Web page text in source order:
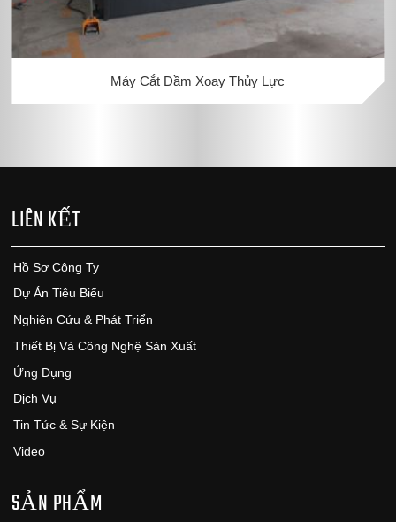
Máy Cắt Dầm Xoay Thủy Lực
LIÊN KẾT
Hồ Sơ Công Ty
Dự Án Tiêu Biểu
Nghiên Cứu & Phát Triển
Thiết Bị Và Công Nghệ Sản Xuất
Ứng Dụng
Dịch Vụ
Tin Tức & Sự Kiện
Video
SẢN PHẨM